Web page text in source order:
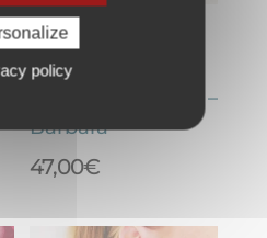
Boucles d’oreilles
à clips de style
précolombiennes –
Barbara
47,00€
policy